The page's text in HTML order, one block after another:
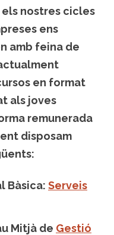
nostres cicles
ens
amb feina de
en format
als joves
remunerada
disposam
Bàsica: Serveis
Mitjà de Gestió